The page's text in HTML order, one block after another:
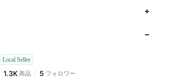
Local Seller
1.3K 商品 5 フォロワー